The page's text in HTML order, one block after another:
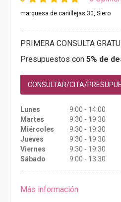
marquesa de canillejas 30, Siero
PRIMERA CONSULTA
Presupuestos con 5% de
CONSULTAR/CITA/
Lunes
9:00 - 14:00
Martes
9:30 - 19:30
Miércoles
9:30 - 19:30
Jueves
9:30 - 19:30
Viernes
9:30 - 19:30
Sábado
9:00 - 13:30
Más información